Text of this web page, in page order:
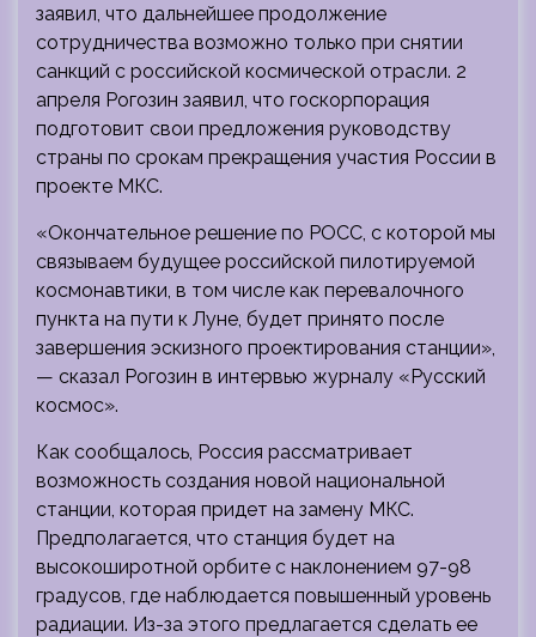
заявил, что дальнейшее продолжение
сотрудничества возможно только при снятии
санкций с российской космической отрасли. 2
апреля Рогозин заявил, что госкорпорация
подготовит свои предложения руководству
страны по срокам прекращения участия России в
проекте МКС.
«Окончательное решение по РОСС, с которой мы
связываем будущее российской пилотируемой
космонавтики, в том числе как перевалочного
пункта на пути к Луне, будет принято после
завершения эскизного проектирования станции»,
— сказал Рогозин в интервью журналу «Русский
космос».
Как сообщалось, Россия рассматривает
возможность создания новой национальной
станции, которая придет на замену МКС.
Предполагается, что станция будет на
высокоширотной орбите с наклонением 97-98
градусов, где наблюдается повышенный уровень
радиации. Из-за этого предлагается сделать ее